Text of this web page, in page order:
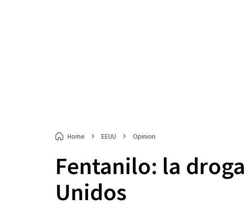
Home EEUU Opinion
Fentanilo: la
Unidos